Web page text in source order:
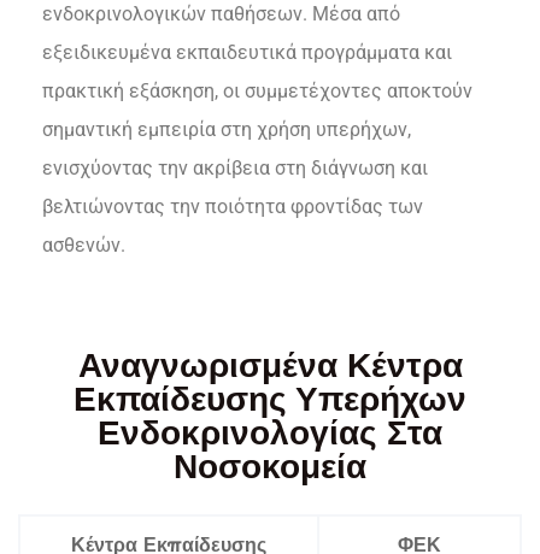
ενδοκρινολογικών παθήσεων. Μέσα από
εξειδικευμένα εκπαιδευτικά προγράμματα και
πρακτική εξάσκηση, οι συμμετέχοντες αποκτούν
σημαντική εμπειρία στη χρήση υπερήχων,
ενισχύοντας την ακρίβεια στη διάγνωση και
βελτιώνοντας την ποιότητα φροντίδας των
ασθενών.
Αναγνωρισμένα Κέντρα
Εκπαίδευσης Υπερήχων
Ενδοκρινολογίας Στα
Νοσοκομεία
Κέντρα Εκπαίδευσης ΦΕΚ